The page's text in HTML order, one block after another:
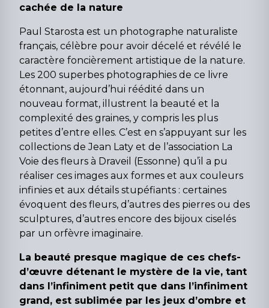
cachée de la nature
Paul Starosta est un photographe naturaliste
français, célèbre pour avoir décelé et révélé le
caractère foncièrement artistique de la nature.
Les 200 superbes photographies de ce livre
étonnant, aujourd’hui réédité dans un
nouveau format, illustrent la beauté et la
complexité des graines, y compris les plus
petites d’entre elles. C’est en s’appuyant sur les
collections de Jean Laty et de l’association La
Voie des fleurs à Draveil (Essonne) qu’il a pu
réaliser ces images aux formes et aux couleurs
infinies et aux détails stupéfiants : certaines
évoquent des fleurs, d’autres des pierres ou des
sculptures, d’autres encore des bijoux ciselés
par un orfèvre imaginaire.
La beauté presque magique de ces chefs-
d’œuvre détenant le mystère de la vie, tant
dans l’infiniment petit que dans l’infiniment
grand, est sublimée par les jeux d’ombre et